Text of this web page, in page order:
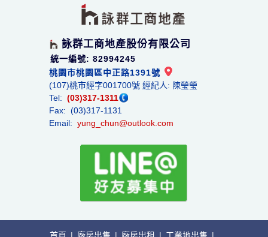
詠群工商地產股份有限公司
統一編號: 82994245
桃園市桃園區中正路1391號
(107)桃市經字001700號 經紀人: 陳瑩瑩
Tel: (03)317-1311
Fax: (03)317-1131
Email: yung_chun@outlook.com